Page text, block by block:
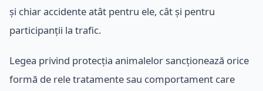
și chiar accidente atât pentru ele, cât și pentru
participanții la trafic.
Legea privind protecția animalelor sancționează orice
formă de rele tratamente sau comportament care